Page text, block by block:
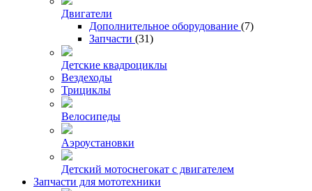
Двигатели
Дополнительное оборудование (7)
Запчасти (31)
Детские квадроциклы
Вездеходы
Трициклы
Велосипеды
Аэроустановки
Детский мотоснегокат с двигателем
Запчасти для мототехники